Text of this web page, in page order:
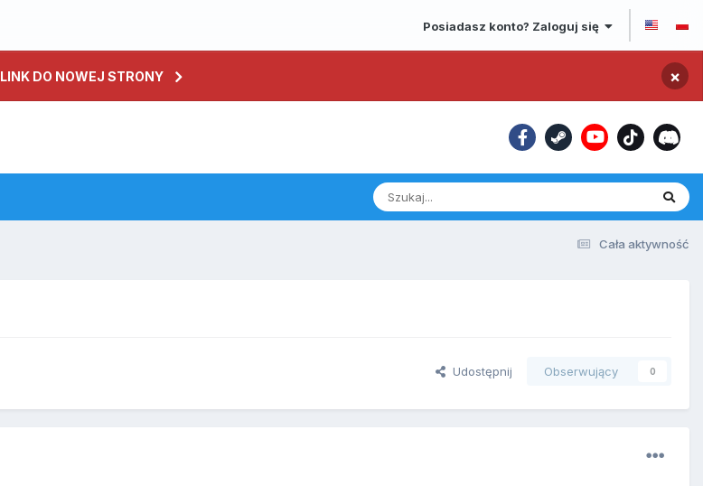
Posiadasz konto? Zaloguj się
LINK DO NOWEJ STRONY ×
Cała aktywność
Udostępnij Obserwujący 0